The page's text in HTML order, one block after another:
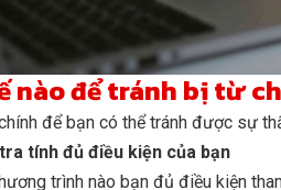
nào để tránh bị từ
để bạn có thể tránh được sự
tính đủ điều kiện của bạn
trình nào bạn đủ điều kiện